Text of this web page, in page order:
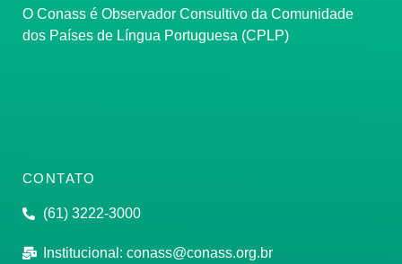
O Conass é Observador Consultivo da Comunidade
dos Países de Língua Portuguesa (CPLP)
CONTATO
(61) 3222-3000
Institucional: conass@conass.org.br